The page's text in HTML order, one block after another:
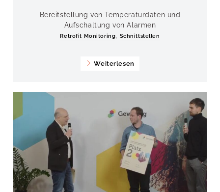
Bereitstellung von Temperaturdaten und
Aufschaltung von Alarmen
Retrofit Monitoring Schnittstellen
Weiterlesen